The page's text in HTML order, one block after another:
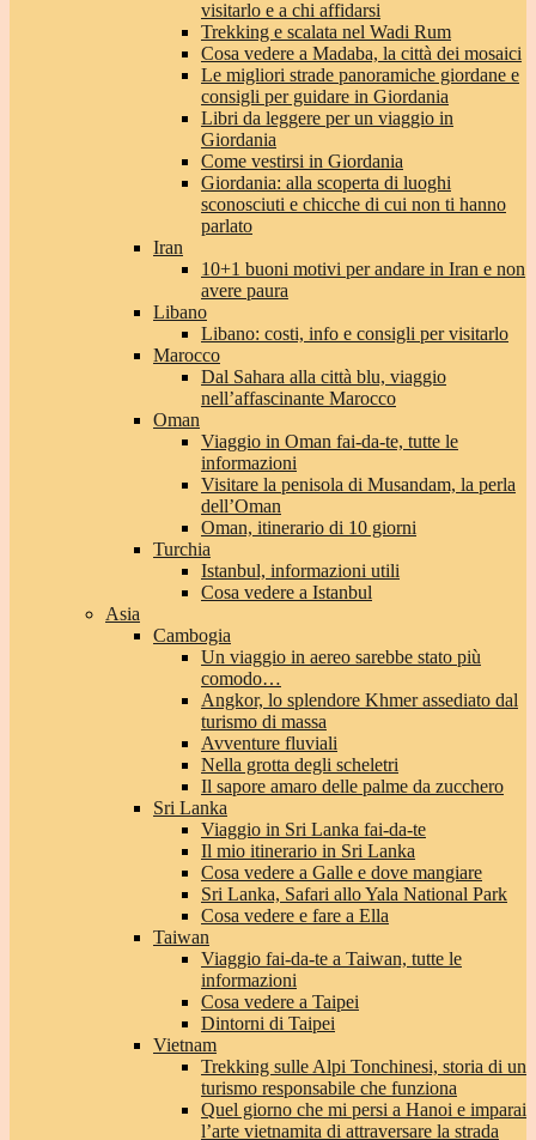
visitarlo e a chi affidarsi
Trekking e scalata nel Wadi Rum
Cosa vedere a Madaba, la città dei mosaici
Le migliori strade panoramiche giordane e
consigli per guidare in Giordania
Libri da leggere per un viaggio in
Giordania
Come vestirsi in Giordania
Giordania: alla scoperta di luoghi
sconosciuti e chicche di cui non ti hanno
parlato
Iran
10+1 buoni motivi per andare in Iran e non
avere paura
Libano
Libano: costi, info e consigli per visitarlo
Marocco
Dal Sahara alla città blu, viaggio
nell’affascinante Marocco
Oman
Viaggio in Oman fai-da-te, tutte le
informazioni
Visitare la penisola di Musandam, la perla
dell’Oman
Oman, itinerario di 10 giorni
Turchia
Istanbul, informazioni utili
Cosa vedere a Istanbul
Asia
Cambogia
Un viaggio in aereo sarebbe stato più
comodo…
Angkor, lo splendore Khmer assediato dal
turismo di massa
Avventure fluviali
Nella grotta degli scheletri
Il sapore amaro delle palme da zucchero
Sri Lanka
Viaggio in Sri Lanka fai-da-te
Il mio itinerario in Sri Lanka
Cosa vedere a Galle e dove mangiare
Sri Lanka, Safari allo Yala National Park
Cosa vedere e fare a Ella
Taiwan
Viaggio fai-da-te a Taiwan, tutte le
informazioni
Cosa vedere a Taipei
Dintorni di Taipei
Vietnam
Trekking sulle Alpi Tonchinesi, storia di un
turismo responsabile che funziona
Quel giorno che mi persi a Hanoi e imparai
l’arte vietnamita di attraversare la strada